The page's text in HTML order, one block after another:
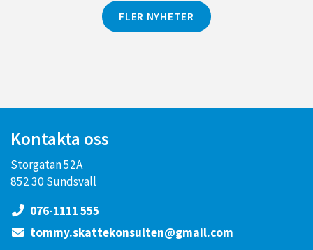
FLER NYHETER
Kontakta oss
Storgatan 52A
852 30 Sundsvall
076-1111 555
tommy.skattekonsulten@gmail.com